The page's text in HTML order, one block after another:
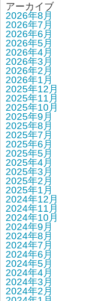
アーカイブ
2026年8月
2026年7月
2026年6月
2026年5月
2026年4月
2026年3月
2026年2月
2026年1月
2025年12月
2025年11月
2025年10月
2025年9月
2025年8月
2025年7月
2025年6月
2025年5月
2025年4月
2025年3月
2025年2月
2025年1月
2024年12月
2024年11月
2024年10月
2024年9月
2024年8月
2024年7月
2024年6月
2024年5月
2024年4月
2024年3月
2024年2月